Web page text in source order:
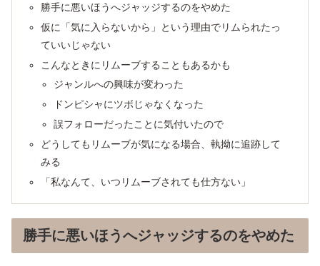
勝手に悪いほうへジャッジするのをやめた
仮に「気に入らないから」という理由でリムられたっ
ていいじゃない
こんなときにリムーブすることもあるかも
ジャンルへの興味が変わった
ドンピシャにツボじゃなくなった
誤フォローだったことに気付いたので
どうしてもリムーブが気になる場合、執拗に追跡して
みる
「私なんて、いつリムーブされても仕方ない」
勝手に悪いほうへジャッジするのをやめた